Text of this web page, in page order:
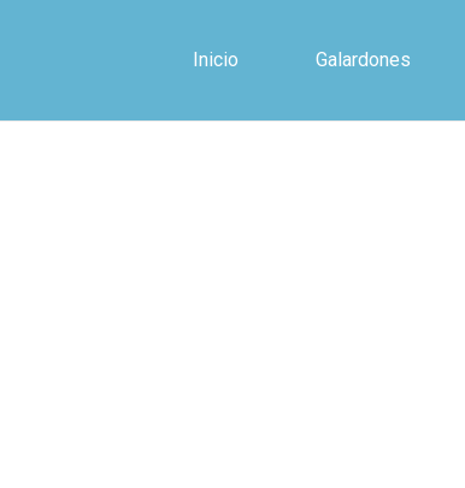
Inicio Galardones